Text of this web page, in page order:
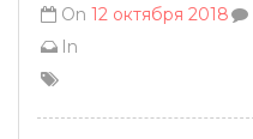
On 12 октября 2018
In